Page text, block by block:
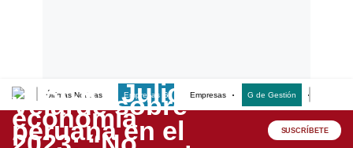
Últimas Noticias Empresas G Empresas G de Gestión
Lo último
Peru Quiosco SUSCRÍBETE